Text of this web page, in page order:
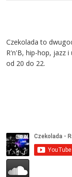
Czekolada to
R'n'B, hip-hop, jazz
od 20 do 22.